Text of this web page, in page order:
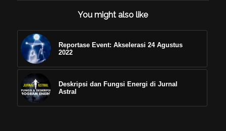
You might also like
Reportase Event: Akselerasi 24 Agustus
2022
Deskripsi dan Fungsi Energi di Jurnal
Astral